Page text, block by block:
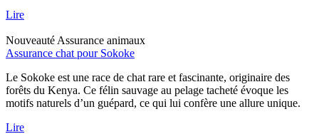
Lire
Nouveauté Assurance animaux
Assurance chat pour Sokoke
Le Sokoke est une race de chat rare et fascinante, originaire des
forêts du Kenya. Ce félin sauvage au pelage tacheté évoque les
motifs naturels d’un guépard, ce qui lui confère une allure unique.
Lire